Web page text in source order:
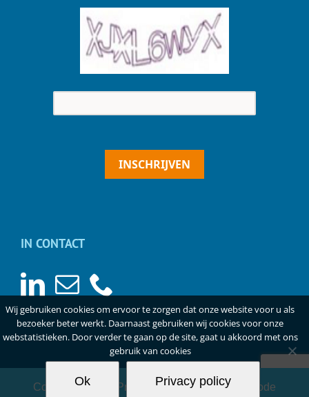
INSCHRIJVEN
IN CONTACT
Copyright2026 | Privacyverklaring|Gedragscode
Wij gebruiken cookies om ervoor te zorgen dat onze website voor u als
bezoeker beter werkt. Daarnaast gebruiken wij cookies voor onze
webstatistieken. Door verder te gaan op de site, gaat u akkoord met ons
gebruik van cookies
Ok Privacy policy